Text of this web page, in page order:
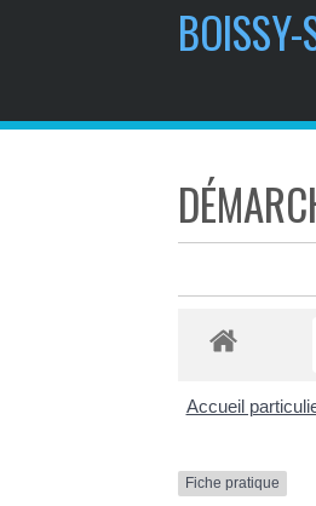
Accueil
Fiche pratique